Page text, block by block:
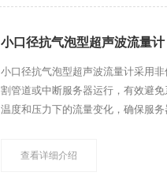
小口径抗气泡型超声波流量计
小口径抗气泡型超声波流量计采用
割管道或中断服务器运行，有效避
温度和压力下的流量变化，确保服
查看详细介绍